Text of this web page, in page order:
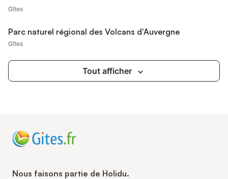
Gîtes
Parc naturel régional des Volcans d'Auvergne
Gîtes
Tout afficher
Nous faisons partie de Holidu.